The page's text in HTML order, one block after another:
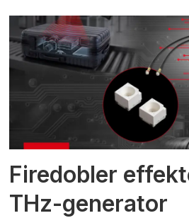
Firedobler
THz-generator